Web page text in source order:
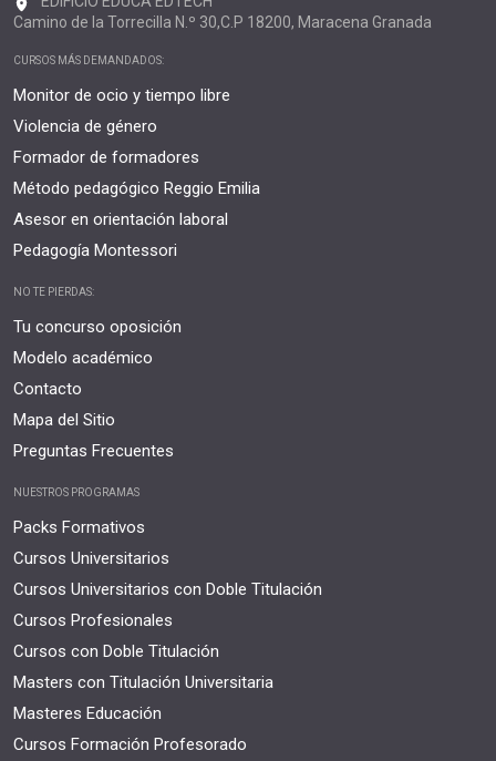
Camino de la Torrecilla N.º 30,C.P 18200, Maracena Granada
CURSOS MÁS DEMANDADOS:
Monitor de ocio y tiempo libre
Violencia de género
Formador de formadores
Método pedagógico Reggio Emilia
Asesor en orientación laboral
Pedagogía Montessori
NO TE PIERDAS:
Tu concurso oposición
Modelo académico
Contacto
Mapa del Sitio
Preguntas Frecuentes
NUESTROS PROGRAMAS
Packs Formativos
Cursos Universitarios
Cursos Universitarios con Doble Titulación
Cursos Profesionales
Cursos con Doble Titulación
Masters con Titulación Universitaria
Masteres Educación
Cursos Formación Profesorado